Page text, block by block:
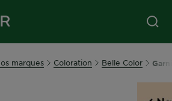
marques Coloration Belle Color